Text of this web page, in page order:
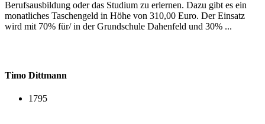
Berufsausbildung oder das Studium zu erlernen. Dazu gibt es ein
monatliches Taschengeld in Höhe von 310,00 Euro. Der Einsatz
wird mit 70% für/ in der Grundschule Dahenfeld und 30% ...
Timo Dittmann
1795